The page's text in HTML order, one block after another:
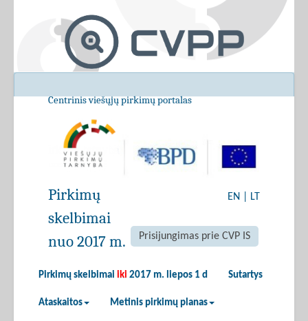
Centrinis viešųjų pirkimų portalas
EN LT
Prisijungimas prie CVP IS
Pirkimų skelbimai iki 2017 m. liepos 1 d Sutartys
Ataskaitos Metinis pirkimų planas
Pirkimų
skelbimai
nuo 2017 m.